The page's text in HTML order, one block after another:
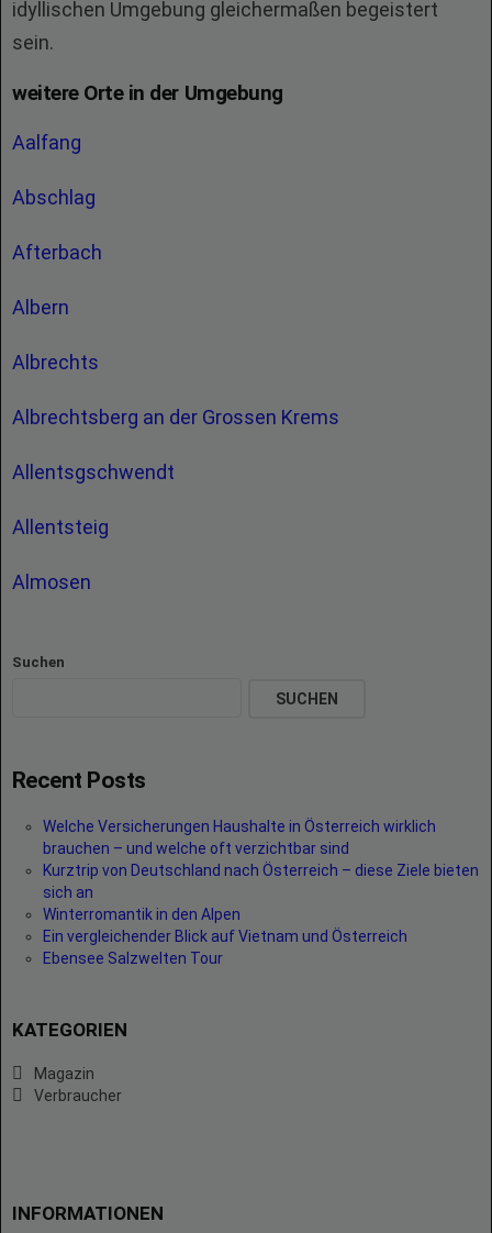
idyllischen Umgebung gleichermaßen begeistert
sein.
weitere Orte in der Umgebung
Aalfang
Abschlag
Afterbach
Albern
Albrechts
Albrechtsberg an der Grossen Krems
Allentsgschwendt
Allentsteig
Almosen
Suchen
SUCHEN
Recent Posts
Welche Versicherungen Haushalte in Österreich wirklich
brauchen – und welche oft verzichtbar sind
Kurztrip von Deutschland nach Österreich – diese Ziele bieten
sich an
Winterromantik in den Alpen
Ein vergleichender Blick auf Vietnam und Österreich
Ebensee Salzwelten Tour
KATEGORIEN
Magazin
Verbraucher
INFORMATIONEN